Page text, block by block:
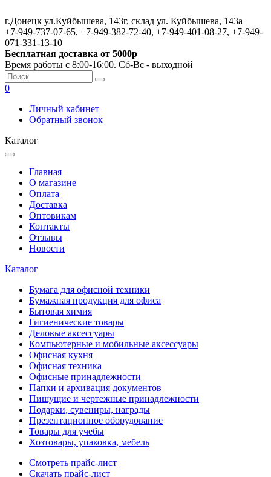
г.Донецк ул.Куйбышева, 143г, склад ул. Куйбышева, 143а
+7-949-737-07-65, +7-949-382-72-40, +7-949-401-08-27, +7-949-
071-331-13-10
Бесплатная доставка от 5000р
Время работы с 8:00-16:00. Сб-Вс - выходной
0
Личный кабинет
Обратный звонок
Каталог
Главная
О магазине
Оплата
Доставка
Оптовикам
Контакты
Отзывы
Новости
Каталог
Бумага для офисной техники
Бумажная продукция для офиса
Бытовая химия
Гигиенические товары
Деловые аксессуары
Компьютерные и мобильные аксессуары
Офисная кухня
Офисная техника
Офисные принадлежности
Папки и архивация документов
Пишущие и чертежные принадлежности
Подарки, сувениры, награды
Презентационное оборудование
Товары для учебы
Хозтовары, упаковка, мебель
Смотреть прайс-лист
Скачать прайс-лист